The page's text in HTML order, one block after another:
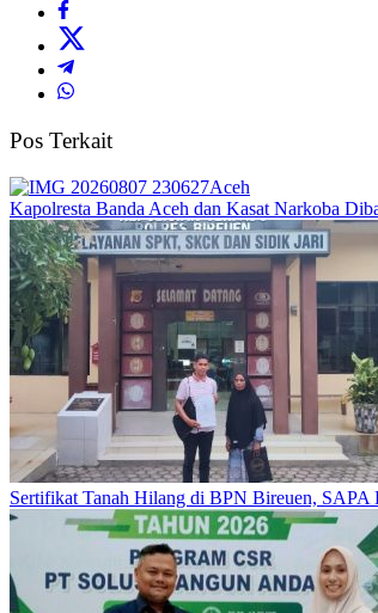
Pos Terkait
Aceh
Kapolresta Banda Aceh dan Kasat Narkoba
Sertifikat Tanah Hilang di BPN Bireuen, SAPA